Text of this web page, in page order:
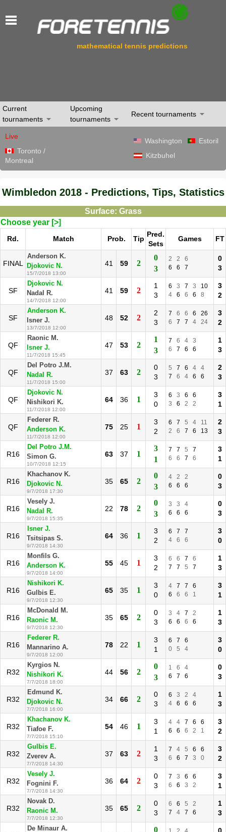
mathematical tennis predictions
Current
tournaments
Upcoming
tournaments
Recent tournaments
Live
Toronto /
Montreal
Washington
Estoril
Kitzbuhel
Wimbledon 2018 - Predictions, Tips, Statistics
Surface: Grass
Choose year [>]
Rd. Match Prob. Tip
Pred.
Sets
Games FT
FINAL
Anderson K.
Djokovic N.
15/7/2018 13:00
41 59 2
0
3
2 2
6
6
6 7
0
3
SF
Djokovic N.
Nadal R.
14/7/2018 12:00
41 59 2
1
3
6 3 7 3
10
4
6 6 6 8
3
2
SF
Anderson K.
Isner J.
13/7/2018 12:00
48 52 2
2
3
7 6 6 6
26
6
7 7 4 24
3
2
QF
Raonic M.
Isner J.
11/7/2018 15:45
47 53 2
1
3
7 6 4
3
6
7 6 6
1
3
QF
Del Potro J.M.
Nadal R.
11/7/2018 15:00
37 63 2
0
3
5 7 6 4
4
7
6 4 6 6
2
3
QF
Djokovic N.
Nishikori K.
11/7/2018 12:00
64 36 1
3
0
6 3 6
6
3
6 2 2
3
1
QF
Federer R.
Anderson K.
11/7/2018 12:00
75 25 1
3
2
6 7 5 4
11
2
6 7 6 13
2
3
R16
Del Potro J.M.
Simon G.
10/7/2018 12:15
63 37 1
3
1
7 7 5
7
6
6 7 6
3
1
R16
Khachanov K.
Djokovic N.
9/7/2018 17:30
35 65 2
0
3
4 2
2
6
6 6
0
3
R16
Vesely J.
Nadal R.
9/7/2018 15:35
22 78 2
0
3
3 3
4
6
6 6
0
3
R16
Isner J.
Tsitsipas S.
9/7/2018 14:30
64 36 1
3
2
6 7
7
4
6 6
3
0
R16
Monfils G.
Anderson K.
9/7/2018 14:00
55 45 1
3
2
6 6 7
6
7
7 5 7
1
3
R16
Nishikori K.
Gulbis E.
9/7/2018 12:30
65 35 1
3
0
4 7 7
6
6
6 6 1
3
1
R16
McDonald M.
Raonic M.
9/7/2018 12:30
35 65 2
0
3
3 4 7
2
6
6 6 6
1
3
R16
Federer R.
Mannarino A.
9/7/2018 12:00
78 22 1
3
1
6 7
6
0
5 4
3
0
R32
Kyrgios N.
Nishikori K.
7/7/2018 18:00
44 56 2
0
3
1 6
4
6
7 6
0
3
R32
Edmund K.
Djokovic N.
7/7/2018 16:00
34 66 2
0
3
6 3 2
4
4
6 6 6
1
3
R32
Khachanov K.
Tiafoe F.
7/7/2018 15:10
54 46 1
3
1
4 4 7 6
6
6
6 6 2 1
3
2
R32
Gulbis E.
Zverev A.
7/7/2018 14:30
37 63 2
1
3
7 4 5 6
6
6
6 7 3 0
3
2
R32
Vesely J.
Fognini F.
7/7/2018 14:30
36 64 2
0
3
7 3 6
6
6
6 3 2
3
1
R32
Novak D.
Raonic M.
7/7/2018 12:30
35 65 2
0
3
6 6 5
2
7
4 7 6
1
3
De Minaur A.
0